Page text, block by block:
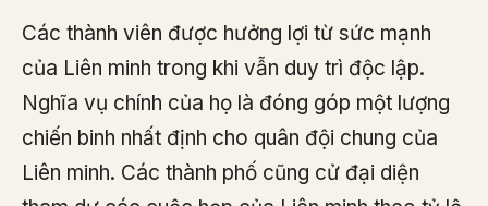
Các thành viên được hưởng lợi từ sức mạnh
của Liên minh trong khi vẫn duy trì độc lập.
Nghĩa vụ chính của họ là đóng góp một lượng
chiến binh nhất định cho quân đội chung của
Liên minh. Các thành phố cũng cử đại diện